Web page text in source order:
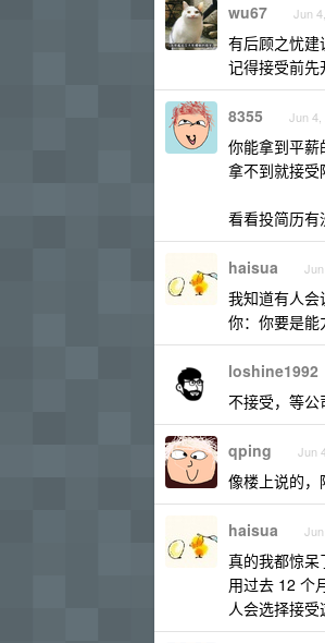
wu67 Jun
有后顾之忧建
记得接受前
8355 Jun 4,
你能拿到平薪
拿不到就接受
看看投简历有
haisua
我知道有人
你：你要是能
loshine1992
不接受，等
qping Jun
像楼上说的
haisua
真的我都惊
用过去 12 个
人会选择接受